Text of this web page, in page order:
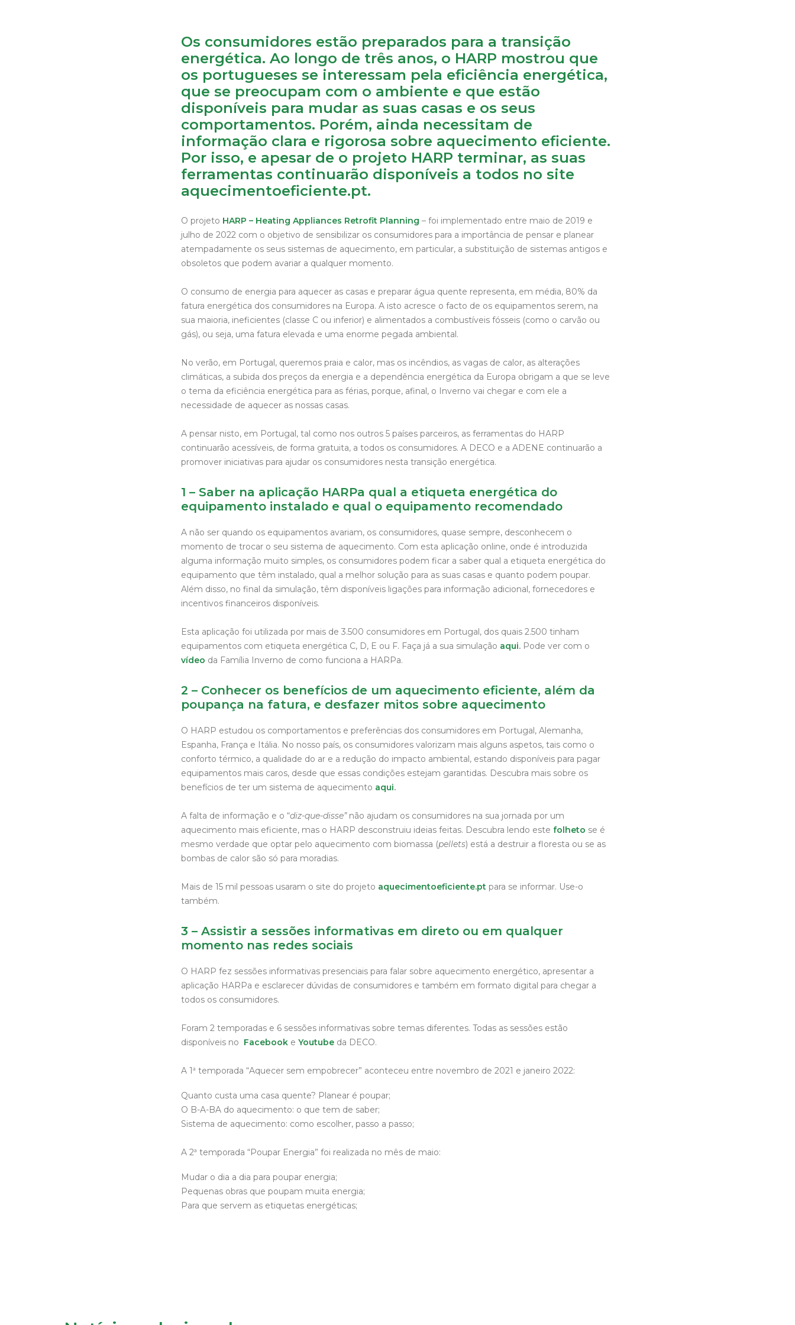
Os consumidores estão preparados para a transição
energética. Ao longo de três anos, o HARP mostrou que
os portugueses se interessam pela eficiência energética,
que se preocupam com o ambiente e que estão
disponíveis para mudar as suas casas e os seus
comportamentos. Porém, ainda necessitam de
informação clara e rigorosa sobre aquecimento eficiente.
Por isso, e apesar de o projeto HARP terminar, as suas
ferramentas continuarão disponíveis a todos no site
aquecimentoeficiente.pt.
O projeto HARP – Heating Appliances Retrofit Planning – foi implementado entre maio de 2019 e
julho de 2022 com o objetivo de sensibilizar os consumidores para a importância de pensar e planear
atempadamente os seus sistemas de aquecimento, em particular, a substituição de sistemas antigos e
obsoletos que podem avariar a qualquer momento.
O consumo de energia para aquecer as casas e preparar água quente representa, em média, 80% da
fatura energética dos consumidores na Europa. A isto acresce o facto de os equipamentos serem, na
sua maioria, ineficientes (classe C ou inferior) e alimentados a combustíveis fósseis (como o carvão ou
gás), ou seja, uma fatura elevada e uma enorme pegada ambiental.
No verão, em Portugal, queremos praia e calor, mas os incêndios, as vagas de calor, as alterações
climáticas, a subida dos preços da energia e a dependência energética da Europa obrigam a que se leve
o tema da eficiência energética para as férias, porque, afinal, o Inverno vai chegar e com ele a
necessidade de aquecer as nossas casas.
A pensar nisto, em Portugal, tal como nos outros 5 países parceiros, as ferramentas do HARP
continuarão acessíveis, de forma gratuita, a todos os consumidores. A DECO e a ADENE continuarão a
promover iniciativas para ajudar os consumidores nesta transição energética.
1 – Saber na aplicação HARPa qual a etiqueta energética do
equipamento instalado e qual o equipamento recomendado
A não ser quando os equipamentos avariam, os consumidores, quase sempre, desconhecem o
momento de trocar o seu sistema de aquecimento. Com esta aplicação online, onde é introduzida
alguma informação muito simples, os consumidores podem ficar a saber qual a etiqueta energética do
equipamento que têm instalado, qual a melhor solução para as suas casas e quanto podem poupar.
Além disso, no final da simulação, têm disponíveis ligações para informação adicional, fornecedores e
incentivos financeiros disponíveis.
Esta aplicação foi utilizada por mais de 3.500 consumidores em Portugal, dos quais 2.500 tinham
equipamentos com etiqueta energética C, D, E ou F. Faça já a sua simulação aqui. Pode ver com o
vídeo da Família Inverno de como funciona a HARPa.
2 – Conhecer os benefícios de um aquecimento eficiente, além da
poupança na fatura, e desfazer mitos sobre aquecimento
O HARP estudou os comportamentos e preferências dos consumidores em Portugal, Alemanha,
Espanha, França e Itália. No nosso país, os consumidores valorizam mais alguns aspetos, tais como o
conforto térmico, a qualidade do ar e a redução do impacto ambiental, estando disponíveis para pagar
equipamentos mais caros, desde que essas condições estejam garantidas. Descubra mais sobre os
benefícios de ter um sistema de aquecimento aqui.
A falta de informação e o “diz-que-disse”não ajudam os consumidores na sua jornada por um
aquecimento mais eficiente, mas o HARP desconstruiu ideias feitas. Descubra lendo este folheto se é
mesmo verdade que optar pelo aquecimento com biomassa (pellets) está a destruir a floresta ou se as
bombas de calor são só para moradias.
Mais de 15 mil pessoas usaram o site do projeto aquecimentoeficiente.pt para se informar. Use-o
também.
3 – Assistir a sessões informativas em direto ou em qualquer
momento nas redes sociais
O HARP fez sessões informativas presenciais para falar sobre aquecimento energético, apresentar a
aplicação HARPa e esclarecer dúvidas de consumidores e também em formato digital para chegar a
todos os consumidores.
Foram 2 temporadas e 6 sessões informativas sobre temas diferentes. Todas as sessões estão
disponíveis no Facebook e Youtube da DECO.
A 1ª temporada “Aquecer sem empobrecer” aconteceu entre novembro de 2021 e janeiro 2022:
Quanto custa uma casa quente? Planear é poupar;
O B-A-BA do aquecimento: o que tem de saber;
Sistema de aquecimento: como escolher, passo a passo;
A 2ª temporada “Poupar Energia” foi realizada no mês de maio:
Mudar o dia a dia para poupar energia;
Pequenas obras que poupam muita energia;
Para que servem as etiquetas energéticas;